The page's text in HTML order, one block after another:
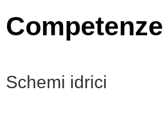
Competenze
Schemi idrici